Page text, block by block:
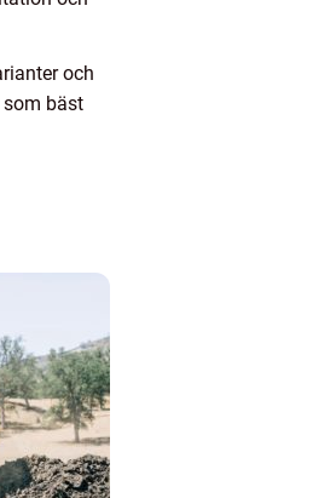
och
som bäst